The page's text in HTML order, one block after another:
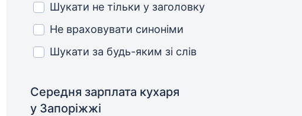
Шукати не тільки у заголовку
Не враховувати синоніми
Шукати за будь-яким зі слів
Середня зарплата кухаря
у Запоріжжі